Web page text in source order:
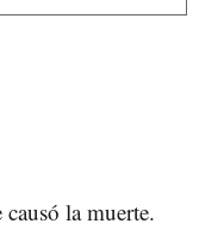
causó la muerte.